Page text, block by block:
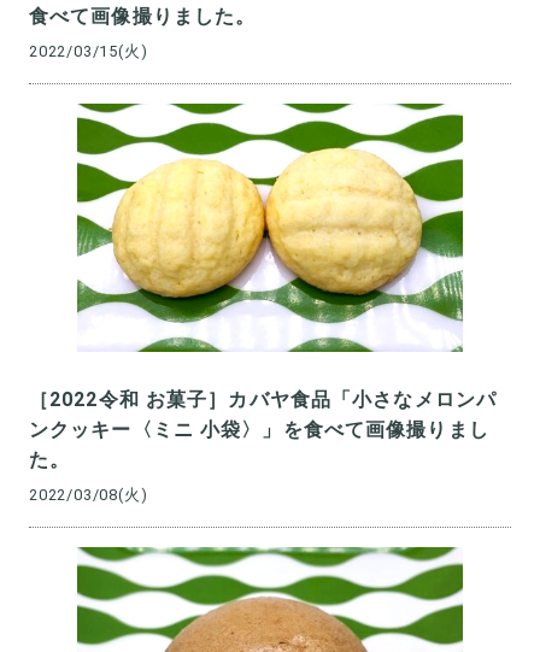
食べて画像撮りました。
2022/03/15(火)
［2022令和 お菓子］カバヤ食品「小さなメロンパ
ンクッキー〈ミニ 小袋〉」を食べて画像撮りまし
た。
2022/03/08(火)